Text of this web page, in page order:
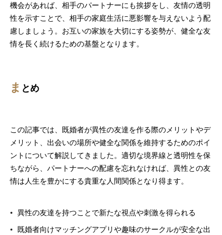
機会があれば、相手のパートナーにも挨拶をし、友情の透明
性を示すことで、相手の家庭生活に悪影響を与えないよう配
慮しましょう。お互いの家族を大切にする姿勢が、健全な友
情を長く続けるための基盤となります。
ま とめ
この記事では、既婚者が異性の友達を作る際のメリットやデ
メリット、出会いの場所や健全な関係を維持するためのポイ
ントについて解説してきました。適切な境界線と透明性を保
ちながら、パートナーへの配慮を忘れなければ、異性との友
情は人生を豊かにする貴重な人間関係となり得ます。
異性の友達を持つことで新たな視点や刺激を得られる
既婚者向けマッチングアプリや趣味のサークルが安全な出